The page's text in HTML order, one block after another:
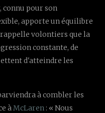
connu pour son
apporte un équilibre
volontiers que la
constante, de
d'atteindre les
à combler les
àMcLaren : « Nous